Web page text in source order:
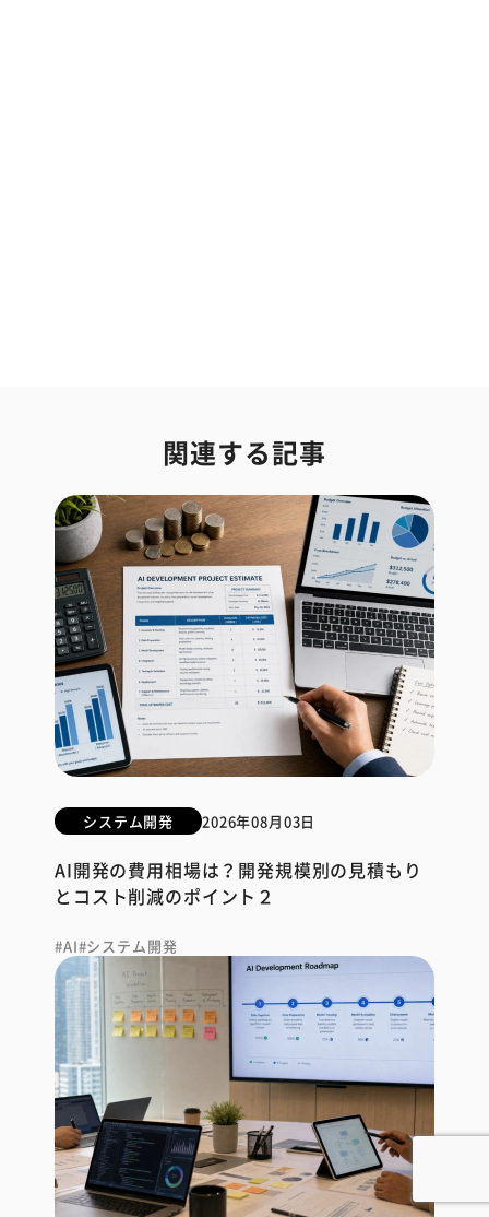
関連する記事
システム開発 2026年08月03日
AI開発の費用相場は？開発規模別の見積もり
とコスト削減のポイント２
AI システム開発